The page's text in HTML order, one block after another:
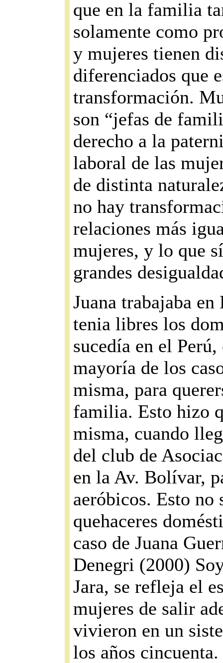
que en la familia
solamente como
y mujeres tienen
diferenciados que
transformación.
son “jefas de
derecho a la
laboral de las
de distinta
no hay
relaciones más
mujeres, y lo que
grandes
Juana trabajaba
tenia libres los
sucedía en el
mayoría de los
misma, para
familia. Esto hizo
misma, cuando
del club de
en la Av. Bolívar,
aeróbicos. Esto
quehaceres
caso de Juana
Denegri (2000)
Jara, se refleja el
mujeres de salir
vivieron en un
los años